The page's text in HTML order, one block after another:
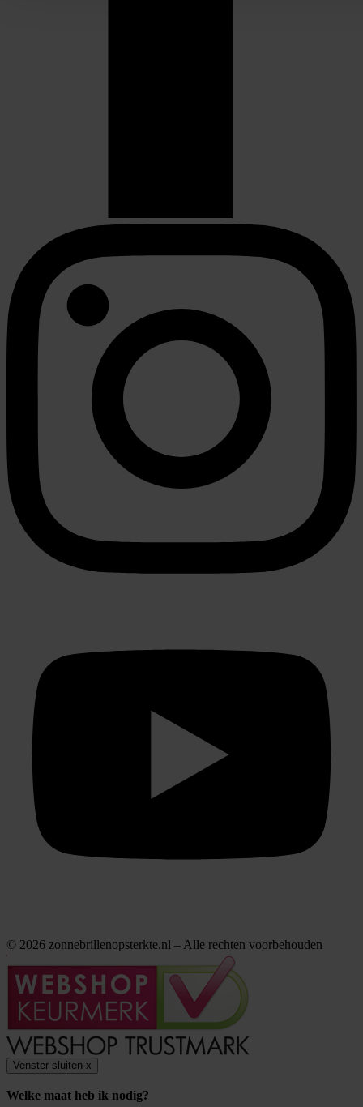
© 2026 zonnebrillenopsterkte.nl – Alle rechten voorbehouden
Venster sluiten x
Welke maat heb ik nodig?